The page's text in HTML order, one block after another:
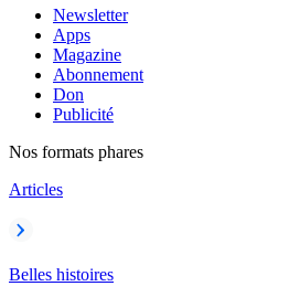
Newsletter
Apps
Magazine
Abonnement
Don
Publicité
Nos formats phares
Articles
Belles histoires